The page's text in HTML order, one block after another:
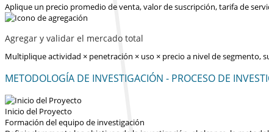
Aplique un precio promedio de venta, valor de suscripción, tarifa de
Agregar y validar el mercado total
Multiplique actividad × penetración × uso × precio a nivel de
METODOLOGÍA DE INVESTIGACIÓN - PROCESO DE
Inicio del Proyecto
Formación del equipo de investigación